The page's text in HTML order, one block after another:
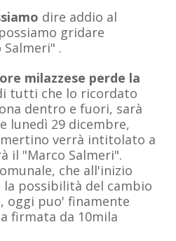
dire addio al
gridare
.
milazzese perde la
tutti che lo ricordato
dentro e fuori, sarà
lunedì 29 dicembre,
verrà intitolato a
il "Marco Salmeri".
che all'inizio
la possibilità del cambio
oggi puo' finamente
firmata da 10mila